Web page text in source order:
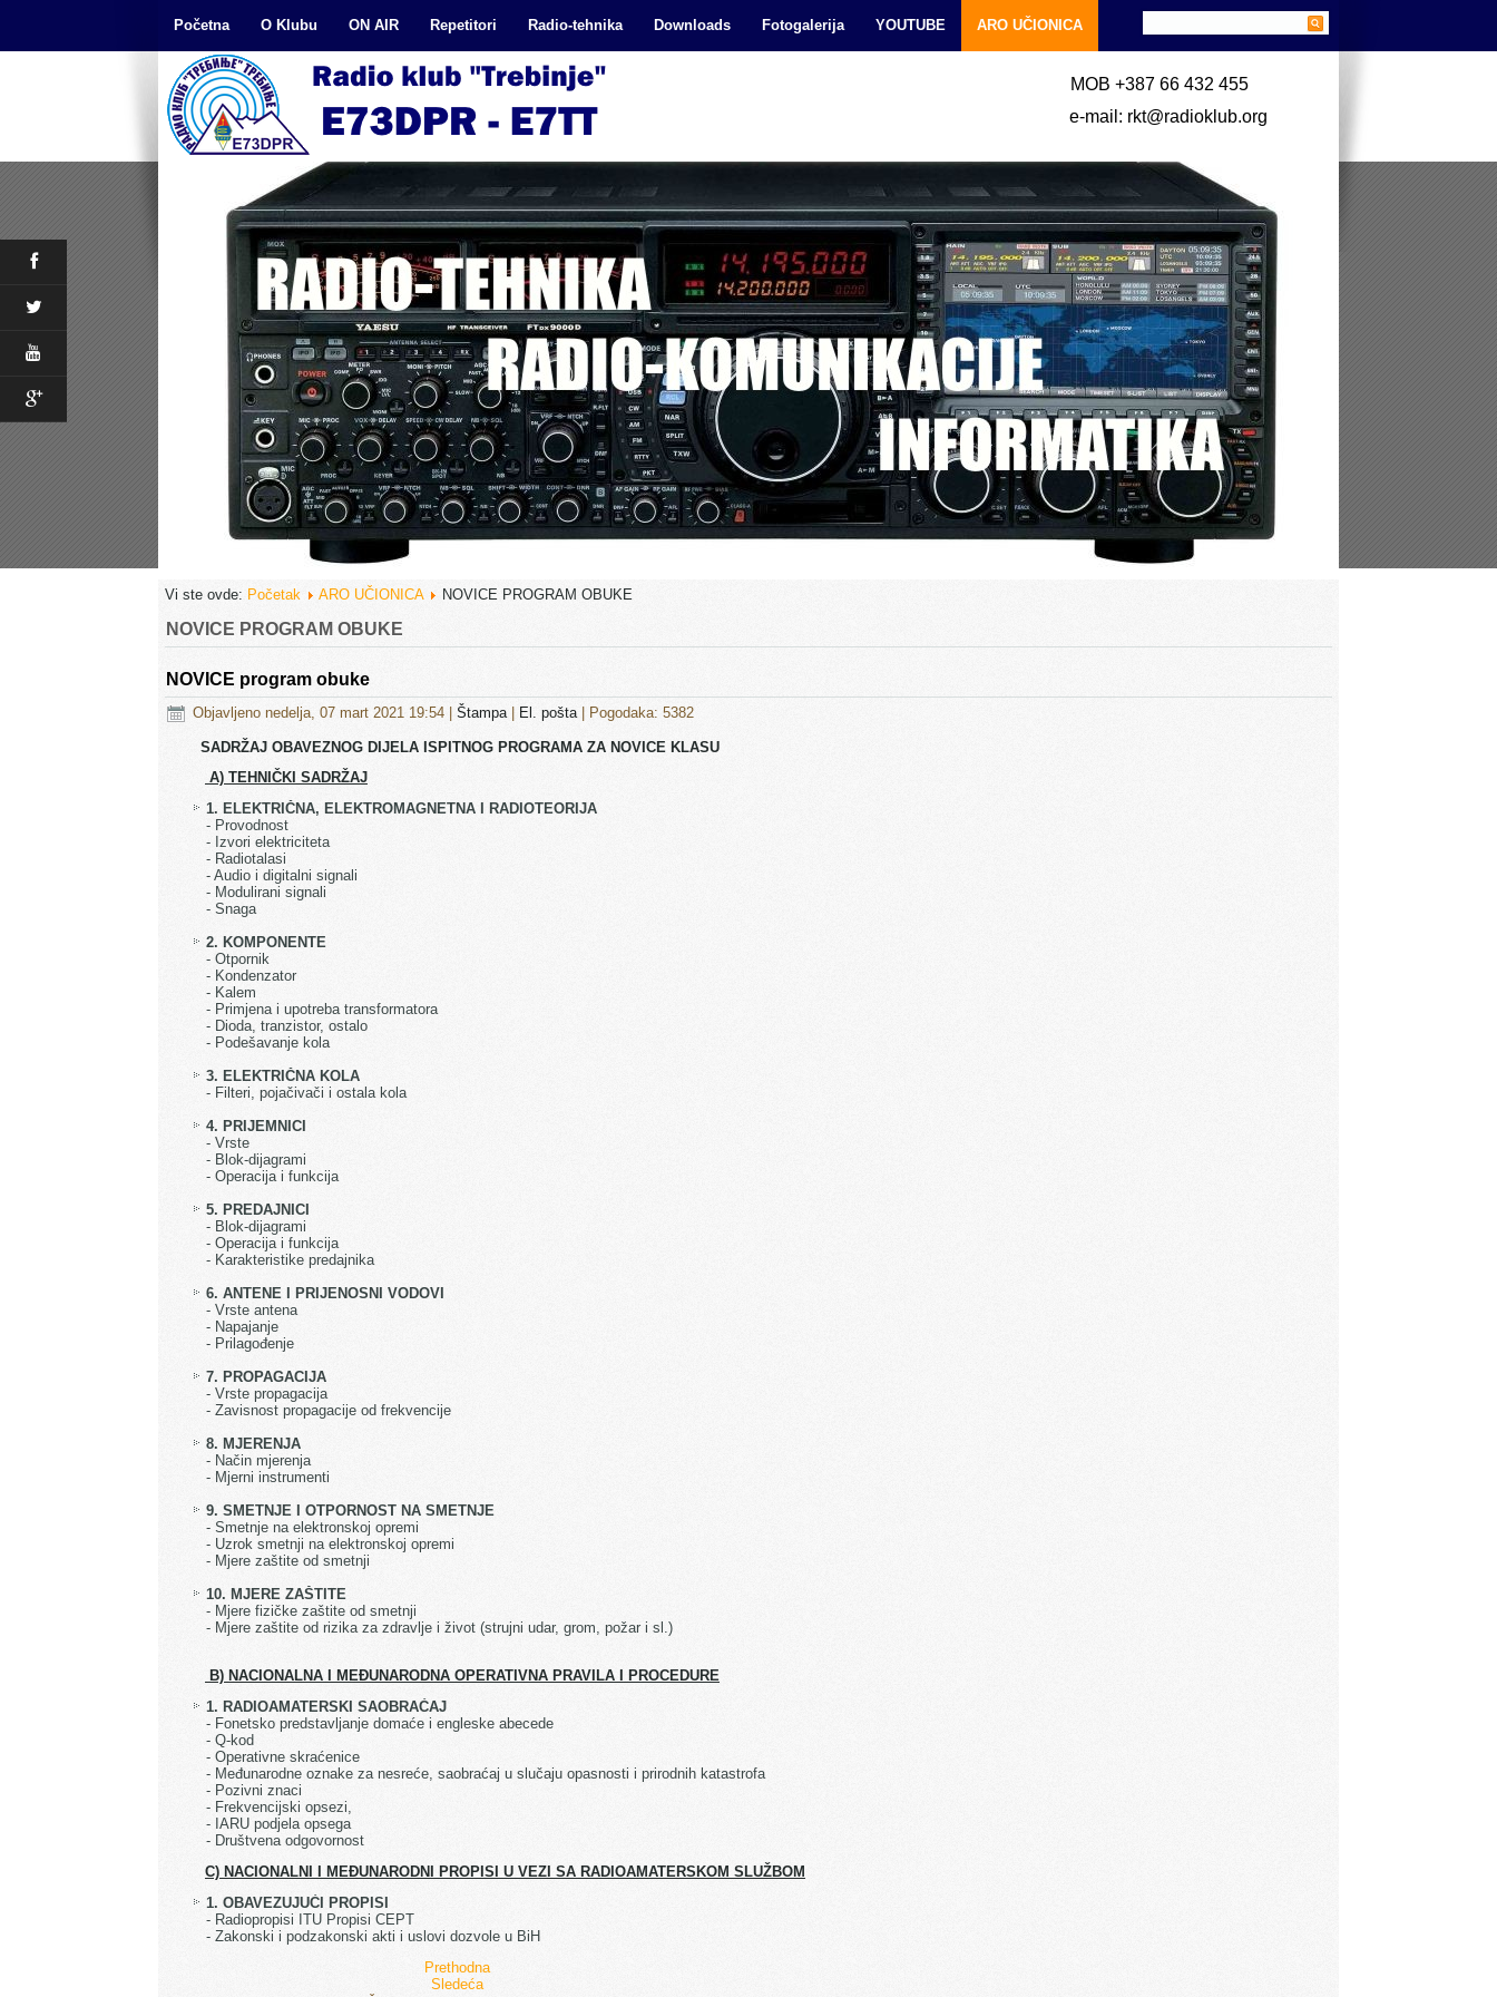
MOB +387 66 432 455
e-mail: rkt@radioklub.org
Početna O Klubu ON AIR Repetitori Radio-tehnika Downloads Fotogalerija YOUTUBE ARO UČIONICA
Vi ste ovde: Početak ARO UČIONICA NOVICE PROGRAM OBUKE
NOVICE PROGRAM OBUKE
NOVICE program obuke
Objavljeno nedelja, 07 mart 2021 19:54 Štampa El. pošta | Pogodaka: 5382
SADRŽAJ OBAVEZNOG DIJELA ISPITNOG PROGRAMA ZA NOVICE KLASU
A) TEHNIČKI SADRŽAJ
1. ELEKTRIČNA, ELEKTROMAGNETNA I RADIOTEORIJA
- Provodnost
- Izvori elektriciteta
- Radiotalasi
- Audio i digitalni signali
- Modulirani signali
- Snaga
2. KOMPONENTE
- Otpornik
- Kondenzator
- Kalem
- Primjena i upotreba transformatora
- Dioda, tranzistor, ostalo
- Podešavanje kola
3. ELEKTRIČNA KOLA
- Filteri, pojačivači i ostala kola
4. PRIJEMNICI
- Vrste
- Blok-dijagrami
- Operacija i funkcija
5. PREDAJNICI
- Blok-dijagrami
- Operacija i funkcija
- Karakteristike predajnika
6. ANTENE I PRIJENOSNI VODOVI
- Vrste antena
- Napajanje
- Prilagođenje
7. PROPAGACIJA
- Vrste propagacija
- Zavisnost propagacije od frekvencije
8. MJERENJA
- Način mjerenja
- Mjerni instrumenti
9. SMETNJE I OTPORNOST NA SMETNJE
- Smetnje na elektronskoj opremi
- Uzrok smetnji na elektronskoj opremi
- Mjere zaštite od smetnji
10. MJERE ZAŠTITE
- Mjere fizičke zaštite od smetnji
- Mjere zaštite od rizika za zdravlje i život (strujni udar, grom, požar i sl.)
B) NACIONALNA I MEĐUNARODNA OPERATIVNA PRAVILA I PROCEDURE
1. RADIOAMATERSKI SAOBRAĆAJ
- Fonetsko predstavljanje domaće i engleske abecede
- Q-kod
- Operativne skraćenice
- Međunarodne oznake za nesreće, saobraćaj u slučaju opasnosti i prirodnih katastrofa
- Pozivni znaci
- Frekvencijski opsezi,
- IARU podjela opsega
- Društvena odgovornost
C) NACIONALNI I MEĐUNARODNI PROPISI U VEZI SA RADIOAMATERSKOM SLUŽBOM
1. OBAVEZUJUĆI PROPISI
- Radiopropisi ITU Propisi CEPT
- Zakonski i podzakonski akti i uslovi dozvole u BiH
Prethodna
Sledeća